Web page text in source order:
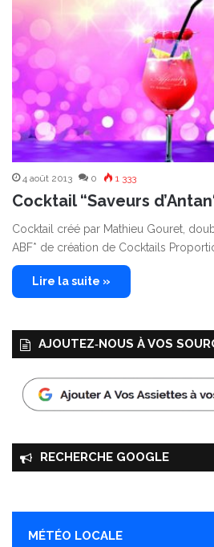
4 août 2013 0 1 333
Cocktail “Saveurs
Cocktail créé par Mathieu Gouret,
ABF* de création de Cocktails
Lire la suite »
AJOUTEZ‑NOUS À VOS
RECHERCHE GOOGLE
MÉTÉO LOCALE